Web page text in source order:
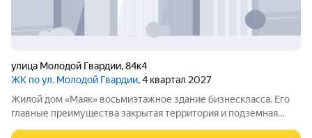
улица Молодой Гвардии,84к4
ЖК по ул. Молодой Гвардии, 4 квартал 2027
Жилой дом «Маяк» восьмиэтажное здание бизнескласса. Его
главные преимущества закрытая территория и подземная